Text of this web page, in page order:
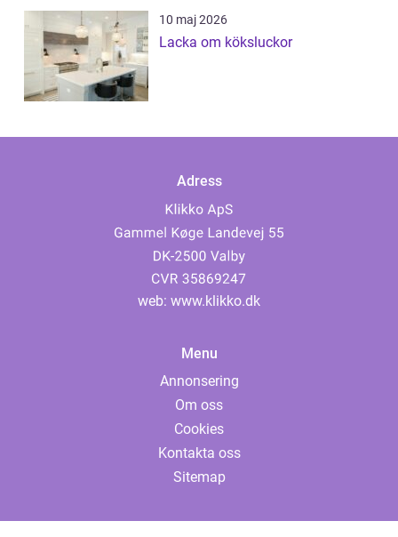
10 maj 2026
Lacka om köksluckor
Adress
web: www.klikko.dk
Menu
Annonsering
Om oss
Cookies
Kontakta oss
Sitemap